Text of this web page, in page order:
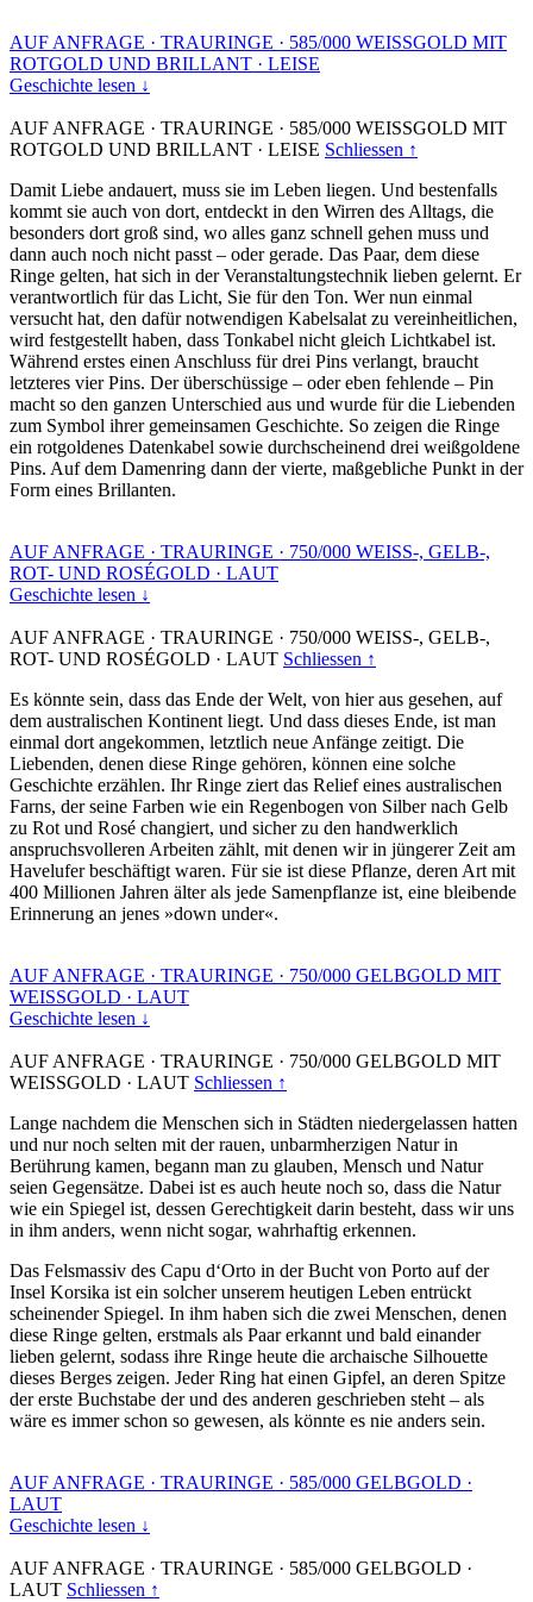
AUF ANFRAGE · TRAURINGE · 585/000 WEISSGOLD MIT
ROTGOLD UND BRILLANT · LEISE
Geschichte lesen ↓
AUF ANFRAGE · TRAURINGE · 585/000 WEISSGOLD MIT
ROTGOLD UND BRILLANT · LEISE Schliessen ↑
Damit Liebe andauert, muss sie im Leben liegen. Und bestenfalls
kommt sie auch von dort, entdeckt in den Wirren des Alltags, die
besonders dort groß sind, wo alles ganz schnell gehen muss und
dann auch noch nicht passt – oder gerade. Das Paar, dem diese
Ringe gelten, hat sich in der Veranstaltungstechnik lieben gelernt. Er
verantwortlich für das Licht, Sie für den Ton. Wer nun einmal
versucht hat, den dafür notwendigen Kabelsalat zu vereinheitlichen,
wird festgestellt haben, dass Tonkabel nicht gleich Lichtkabel ist.
Während erstes einen Anschluss für drei Pins verlangt, braucht
letzteres vier Pins. Der überschüssige – oder eben fehlende – Pin
macht so den ganzen Unterschied aus und wurde für die Liebenden
zum Symbol ihrer gemeinsamen Geschichte. So zeigen die Ringe
ein rotgoldenes Datenkabel sowie durchscheinend drei weißgoldene
Pins. Auf dem Damenring dann der vierte, maßgebliche Punkt in der
Form eines Brillanten.
AUF ANFRAGE · TRAURINGE · 750/000 WEISS-, GELB-,
ROT- UND ROSÉGOLD · LAUT
Geschichte lesen ↓
AUF ANFRAGE · TRAURINGE · 750/000 WEISS-, GELB-,
ROT- UND ROSÉGOLD · LAUT Schliessen ↑
Es könnte sein, dass das Ende der Welt, von hier aus gesehen, auf
dem australischen Kontinent liegt. Und dass dieses Ende, ist man
einmal dort angekommen, letztlich neue Anfänge zeitigt. Die
Liebenden, denen diese Ringe gehören, können eine solche
Geschichte erzählen. Ihr Ringe ziert das Relief eines australischen
Farns, der seine Farben wie ein Regenbogen von Silber nach Gelb
zu Rot und Rosé changiert, und sicher zu den handwerklich
anspruchsvolleren Arbeiten zählt, mit denen wir in jüngerer Zeit am
Havelufer beschäftigt waren. Für sie ist diese Pflanze, deren Art mit
400 Millionen Jahren älter als jede Samenpflanze ist, eine bleibende
Erinnerung an jenes »down under«.
AUF ANFRAGE · TRAURINGE · 750/000 GELBGOLD MIT
WEISSGOLD · LAUT
Geschichte lesen ↓
AUF ANFRAGE · TRAURINGE · 750/000 GELBGOLD MIT
WEISSGOLD · LAUT Schliessen ↑
Lange nachdem die Menschen sich in Städten niedergelassen hatten
und nur noch selten mit der rauen, unbarmherzigen Natur in
Berührung kamen, begann man zu glauben, Mensch und Natur
seien Gegensätze. Dabei ist es auch heute noch so, dass die Natur
wie ein Spiegel ist, dessen Gerechtigkeit darin besteht, dass wir uns
in ihm anders, wenn nicht sogar, wahrhaftig erkennen.
Das Felsmassiv des Capu d‘Orto in der Bucht von Porto auf der
Insel Korsika ist ein solcher unserem heutigen Leben entrückt
scheinender Spiegel. In ihm haben sich die zwei Menschen, denen
diese Ringe gelten, erstmals als Paar erkannt und bald einander
lieben gelernt, sodass ihre Ringe heute die archaische Silhouette
dieses Berges zeigen. Jeder Ring hat einen Gipfel, an deren Spitze
der erste Buchstabe der und des anderen geschrieben steht – als
wäre es immer schon so gewesen, als könnte es nie anders sein.
AUF ANFRAGE · TRAURINGE · 585/000 GELBGOLD ·
LAUT
Geschichte lesen ↓
AUF ANFRAGE · TRAURINGE · 585/000 GELBGOLD ·
LAUT Schliessen ↑